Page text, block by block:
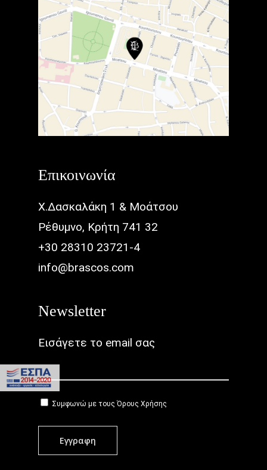
Επικοινωνία
Χ.Δασκαλάκη 1 & Μοάτσου
Ρέθυμνο, Κρήτη 741 32
+30 28310 23721-4
info@brascos.com
Newsletter
Εισάγετε το email σας
Συμφωνώ με τους Όρους Χρήσης